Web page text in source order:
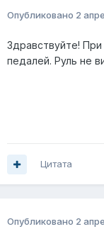
Опубликовано 2
Здравствуйте!
педалей. Руль не
Цитата
Опубликовано 2